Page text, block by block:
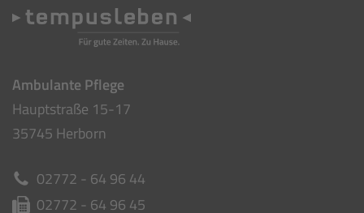
Ambulante Pflege
Hauptstraße 15-17
35745 Herborn
02772 - 64 96 44
02772 - 64 96 45